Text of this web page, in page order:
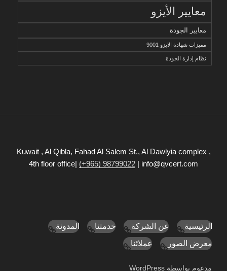
معايير الأيزو
معايير الجودة
مميزات شهادة الايزو 9001
نظام إدارة الجودة
Kuwait , Al Qibla, Fahad Al Salem St., Al Dawlyia complex ,
4th floor office| (+965) 98799022 | info@qvcert.com
الرئيسية عن الشركة خدمتنا
المدونة
معرض الصور
عملائنا
مدعوم بواسطة WordPress